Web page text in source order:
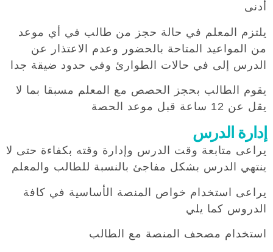
أدنى
يلتزم المعلم في حالة حجز من طالب في أي موعد
من المواعيد المتاحة بالحضور وعدم الاعتذار عن
الدرس إلى في حالات الطوارئ وفي حدود ضيقة جدا
يقوم الطالب بحجز الحصص مع المعلم مسبقا بما لا
يقل عن 12 ساعة قبل موعد الحصة
إدارة الدرس
يراعى متابعة وقت الدرس وإدارة وقته بكفاءة حتى لا
ينتهي الدرس بشكل مفاجئ بالنسبة للطالب والمعلم
يراعى استخدام خواص المنصة الأساسية في كافة
الدروس كما يلي
استخدام مصحف المنصة مع الطالب